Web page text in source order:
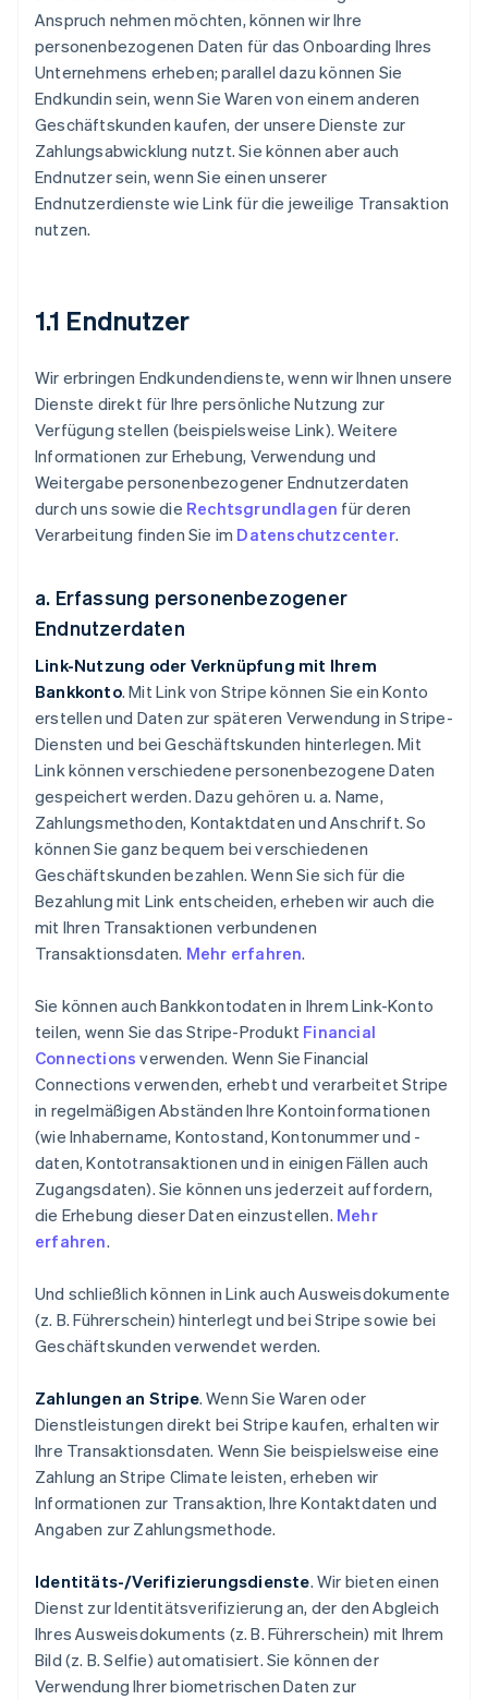
Anspruch nehmen möchten, können wir Ihre
personenbezogenen Daten für das Onboarding Ihres
Unternehmens erheben; parallel dazu können Sie
Endkundin sein, wenn Sie Waren von einem anderen
Geschäftskunden kaufen, der unsere Dienste zur
Zahlungsabwicklung nutzt. Sie können aber auch
Endnutzer sein, wenn Sie einen unserer
Endnutzerdienste wie Link für die jeweilige Transaktion
nutzen.
1.1 Endnutzer
Wir erbringen Endkundendienste, wenn wir Ihnen unsere
Dienste direkt für Ihre persönliche Nutzung zur
Verfügung stellen (beispielsweise Link). Weitere
Informationen zur Erhebung, Verwendung und
Weitergabe personenbezogener Endnutzerdaten
durch uns sowie die Rechtsgrundlagen für deren
Verarbeitung finden Sie im Datenschutzcenter.
a. Erfassung personenbezogener
Endnutzerdaten
Link-Nutzung oder Verknüpfung mit Ihrem
Bankkonto. Mit Link von Stripe können Sie ein Konto
erstellen und Daten zur späteren Verwendung in Stripe-
Diensten und bei Geschäftskunden hinterlegen. Mit
Link können verschiedene personenbezogene Daten
gespeichert werden. Dazu gehören u. a. Name,
Zahlungsmethoden, Kontaktdaten und Anschrift. So
können Sie ganz bequem bei verschiedenen
Geschäftskunden bezahlen. Wenn Sie sich für die
Bezahlung mit Link entscheiden, erheben wir auch die
mit Ihren Transaktionen verbundenen
Transaktionsdaten. Mehr erfahren.
Sie können auch Bankkontodaten in Ihrem Link-Konto
teilen, wenn Sie das Stripe-Produkt Financial
Connections verwenden. Wenn Sie Financial
Connections verwenden, erhebt und verarbeitet Stripe
in regelmäßigen Abständen Ihre Kontoinformationen
(wie Inhabername, Kontostand, Kontonummer und -
daten, Kontotransaktionen und in einigen Fällen auch
Zugangsdaten). Sie können uns jederzeit auffordern,
die Erhebung dieser Daten einzustellen. Mehr
erfahren.
Und schließlich können in Link auch Ausweisdokumente
(z. B. Führerschein) hinterlegt und bei Stripe sowie bei
Geschäftskunden verwendet werden.
Zahlungen an Stripe. Wenn Sie Waren oder
Dienstleistungen direkt bei Stripe kaufen, erhalten wir
Ihre Transaktionsdaten. Wenn Sie beispielsweise eine
Zahlung an Stripe Climate leisten, erheben wir
Informationen zur Transaktion, Ihre Kontaktdaten und
Angaben zur Zahlungsmethode.
Identitäts-/Verifizierungsdienste. Wir bieten einen
Dienst zur Identitätsverifizierung an, der den Abgleich
Ihres Ausweisdokuments (z. B. Führerschein) mit Ihrem
Bild (z. B. Selfie) automatisiert. Sie können der
Verwendung Ihrer biometrischen Daten zur